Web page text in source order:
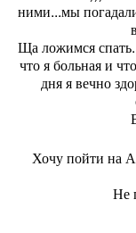
ними...мы
Ща ложимся
что я больная и
дня я вечно
Хочу пойти на
Не